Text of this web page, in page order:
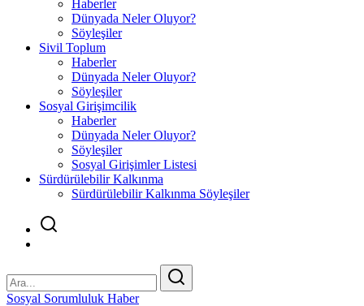
Haberler
Dünyada Neler Oluyor?
Söyleşiler
Sivil Toplum
Haberler
Dünyada Neler Oluyor?
Söyleşiler
Sosyal Girişimcilik
Haberler
Dünyada Neler Oluyor?
Söyleşiler
Sosyal Girişimler Listesi
Sürdürülebilir Kalkınma
Sürdürülebilir Kalkınma Söyleşiler
Sosyal Sorumluluk Haber